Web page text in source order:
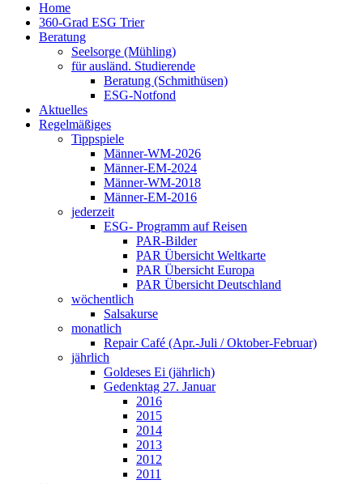
Home
360-Grad ESG Trier
Beratung
Seelsorge (Mühling)
für ausländ. Studierende
Beratung (Schmithüsen)
ESG-Notfond
Aktuelles
Regelmäßiges
Tippspiele
Männer-WM-2026
Männer-EM-2024
Männer-WM-2018
Männer-EM-2016
jederzeit
ESG- Programm auf Reisen
PAR-Bilder
PAR Übersicht Weltkarte
PAR Übersicht Europa
PAR Übersicht Deutschland
wöchentlich
Salsakurse
monatlich
Repair Café (Apr.-Juli / Oktober-Februar)
jährlich
Goldeses Ei (jährlich)
Gedenktag 27. Januar
2016
2015
2014
2013
2012
2011